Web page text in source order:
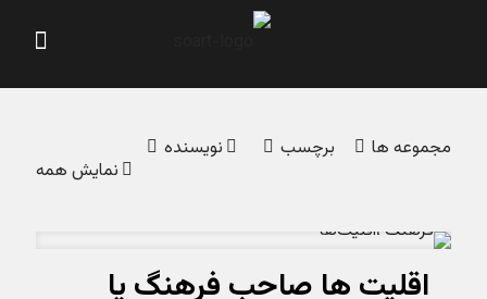
مجموعه ‌ها برچسب‌
نویسنده
نمایش همه
اقلیت ها صاحب فرهنگ یا